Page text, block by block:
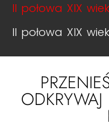
II połowa XIX
II połowa XIX